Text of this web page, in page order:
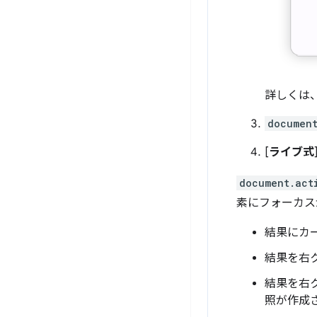
詳しくは
[ライブ式
素にフォーカ
結果にカ
結果を右
結果を右
照が作成